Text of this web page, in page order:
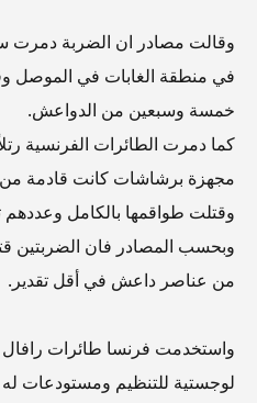
وقالت مصادر ان الضربة دمرت
في منطقة الغابات في الموصل
خمسة وسبعين من الدواعش.
كما دمرت الطائرات الفرنسية
مجهزة برشاشات كانت قادمة
وقتلت طواقمها بالكامل
وبحسب المصادر فان الضربتين
من عناصر داعش في أقل تقدير.
واستخدمت فرنسا طائرات
لوجستية للتنظيم ومستودعات